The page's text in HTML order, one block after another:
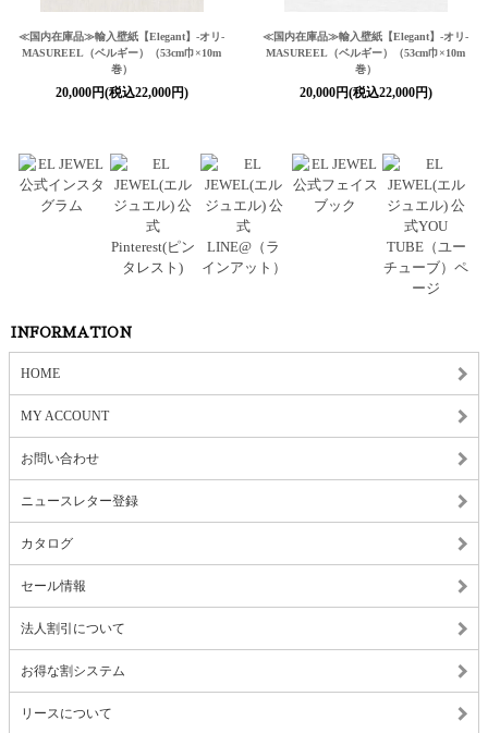
≪国内在庫品≫輸入壁紙 【Elegant】-オリ-
MASUREEL（ベルギー）（53cm巾×10m
巻）
20,000円(税込22,000円)
≪国内在庫品≫輸入壁紙 【Elegant】-オリ-
MASUREEL（ベルギー）（53cm巾×10m
巻）
20,000円(税込22,000円)
INFORMATION
HOME
MY ACCOUNT
お問い合わせ
ニュースレター登録
カタログ
セール情報
法人割引について
お得な割システム
リースについて